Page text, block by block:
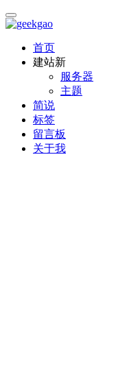
首页
建站新
服务器
主题
简说
标签
留言板
关于我